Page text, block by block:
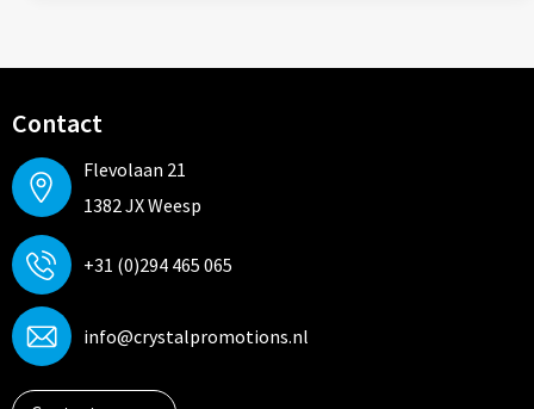
Contact
Flevolaan 21
1382 JX Weesp
+31 (0)294 465 065
info@crystalpromotions.nl